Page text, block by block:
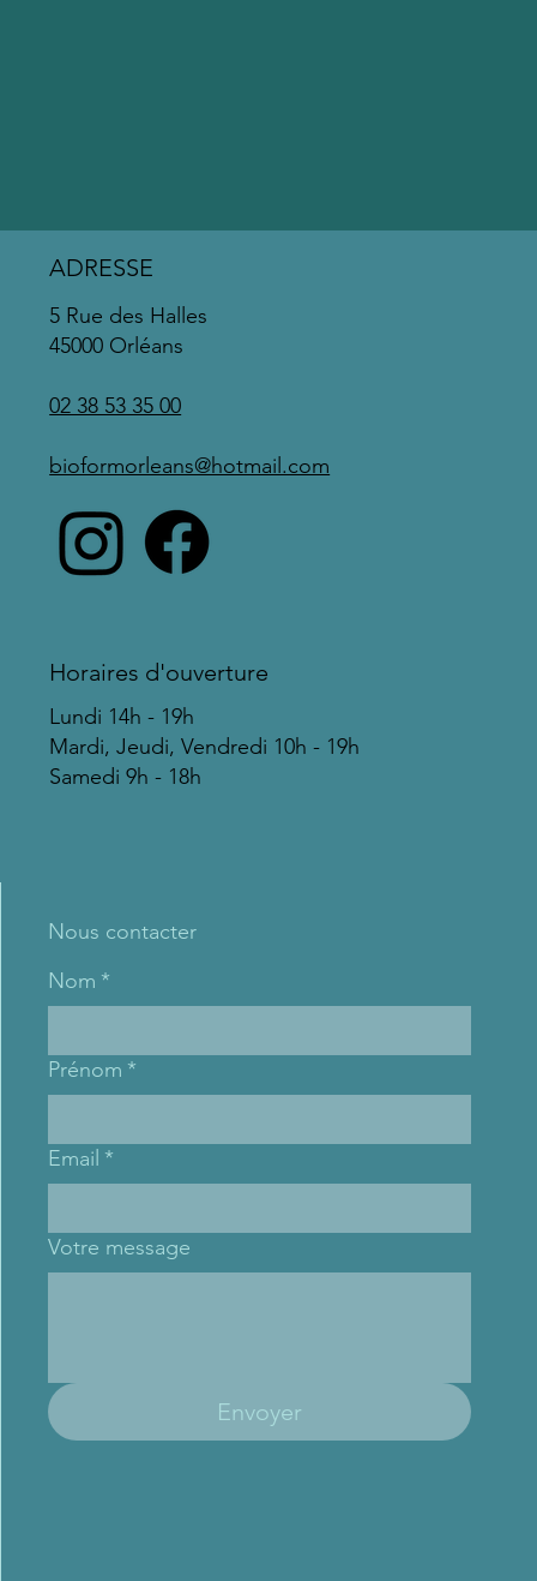
ADRESSE
5 Rue des Halles
45000 Orléans
02 38 53 35 00
bioformorleans@hotmail.com
Lundi 14h - 19h
Mardi, Jeudi, Vendredi 10h - 19h
Samedi 9h - 18h
Horaires d'ouverture
Nous contacter
Nom *
Prénom *
Email *
Votre message
Envoyer